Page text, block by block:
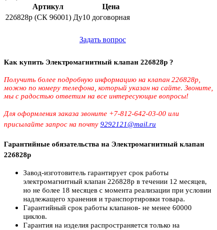
Артикул
Цена
22б828р (СК 96001) Ду10 договорная
Задать вопрос
Как купить Электромагнитный клапан 22б828р ?
Получить более подробную информацию на клапан 22б828р,
можно по номеру телефона, который указан на сайте. Звоните,
мы с радостью ответим на все интересующие вопросы!
Для оформления заказа звоните +7-812-642-03-00 или
присылайте запрос на почту 9292121@mail.ru
Гарантийные обязательства на Электромагнитный клапан
22б828р
Завод-изготовитель гарантирует срок работы
электромагнитный клапан 22б828р в течении 12 месяцев,
но не более 18 месяцев с момента реализации при условии
надлежащего хранения и транспортировки товара.
Гарантийный срок работы клапанов- не менее 60000
циклов.
Гарантия на изделия распространяется только на